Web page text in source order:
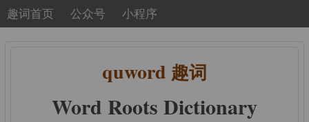
趣词首页 公众号 小程序
quword 趣词
Word Roots Dictionary